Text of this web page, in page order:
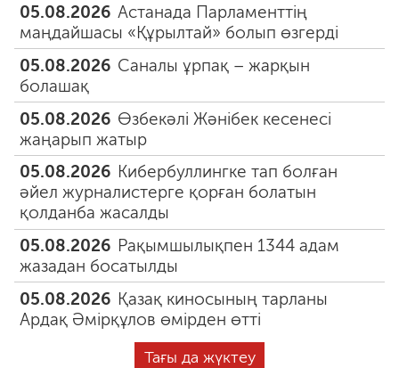
05.08.2026 Астанада Парламенттің
маңдайшасы «Құрылтай» болып өзгерді
05.08.2026 Саналы ұрпақ – жарқын
болашақ
05.08.2026 Өзбекәлі Жәнібек кесенесі
жаңарып жатыр
05.08.2026 Кибербуллингке тап болған
әйел журналистерге қорған болатын
қолданба жасалды
05.08.2026 Рақымшылықпен 1344 адам
жазадан босатылды
05.08.2026 Қазақ киносының тарланы
Ардақ Әмірқұлов өмірден өтті
Тағы да жүктеу